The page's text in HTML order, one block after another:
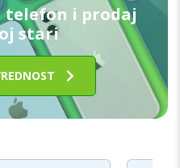
telefon i prodaj
stari